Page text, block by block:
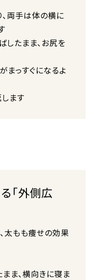
両手は体の横に
したまま、お尻を
まっすぐになるよ
ます
「外側広
太もも痩せの効果
ま、横向きに寝ま